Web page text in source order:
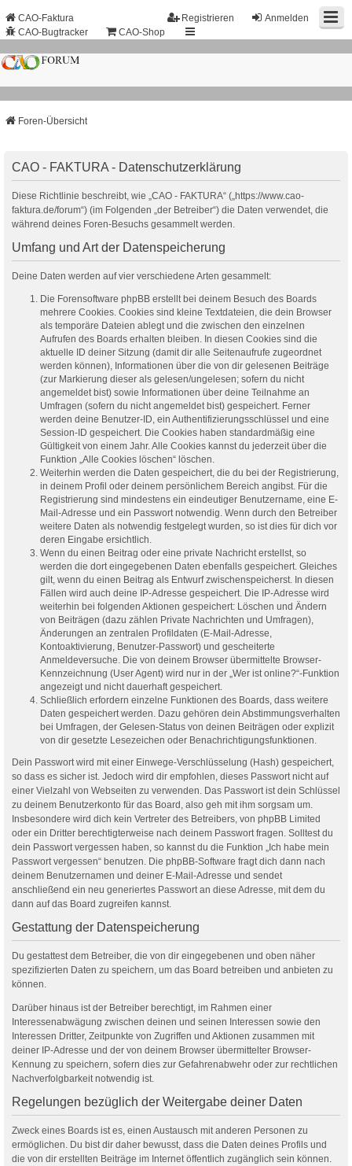
Anmelden
Registrieren
CAO-Faktura
CAO-Bugtracker
CAO-Shop
Foren-Übersicht
CAO - FAKTURA - Datenschutzerklärung
Diese Richtlinie beschreibt, wie „CAO - FAKTURA“ („https://www.cao-
faktura.de/forum“) (im Folgenden „der Betreiber“) die Daten verwendet, die
während deines Foren-Besuchs gesammelt werden.
Umfang und Art der Datenspeicherung
Deine Daten werden auf vier verschiedene Arten gesammelt:
Die Forensoftware phpBB erstellt bei deinem Besuch des Boards
mehrere Cookies. Cookies sind kleine Textdateien, die dein Browser
als temporäre Dateien ablegt und die zwischen den einzelnen
Aufrufen des Boards erhalten bleiben. In diesen Cookies sind die
aktuelle ID deiner Sitzung (damit dir alle Seitenaufrufe zugeordnet
werden können), Informationen über die von dir gelesenen Beiträge
(zur Markierung dieser als gelesen/ungelesen; sofern du nicht
angemeldet bist) sowie Informationen über deine Teilnahme an
Umfragen (sofern du nicht angemeldet bist) gespeichert. Ferner
werden deine Benutzer-ID, ein Authentifizierungsschlüssel und eine
Session-ID gespeichert. Die Cookies haben standardmäßig eine
Gültigkeit von einem Jahr. Alle Cookies kannst du jederzeit über die
Funktion „Alle Cookies löschen“ löschen.
Weiterhin werden die Daten gespeichert, die du bei der Registrierung,
in deinem Profil oder deinem persönlichem Bereich angibst. Für die
Registrierung sind mindestens ein eindeutiger Benutzername, eine E-
Mail-Adresse und ein Passwort notwendig. Wenn durch den Betreiber
weitere Daten als notwendig festgelegt wurden, so ist dies für dich vor
deren Eingabe ersichtlich.
Wenn du einen Beitrag oder eine private Nachricht erstellst, so
werden die dort eingegebenen Daten ebenfalls gespeichert. Gleiches
gilt, wenn du einen Beitrag als Entwurf zwischenspeicherst. In diesen
Fällen wird auch deine IP-Adresse gespeichert. Die IP-Adresse wird
weiterhin bei folgenden Aktionen gespeichert: Löschen und Ändern
von Beiträgen (dazu zählen Private Nachrichten und Umfragen),
Änderungen an zentralen Profildaten (E-Mail-Adresse,
Kontoaktivierung, Benutzer-Passwort) und gescheiterte
Anmeldeversuche. Die von deinem Browser übermittelte Browser-
Kennzeichnung (User Agent) wird nur in der „Wer ist online?“-Funktion
angezeigt und nicht dauerhaft gespeichert.
Schließlich erfordern einzelne Funktionen des Boards, dass weitere
Daten gespeichert werden. Dazu gehören dein Abstimmungsverhalten
bei Umfragen, der Gelesen-Status von deinen Beiträgen oder explizit
von dir gesetzte Lesezeichen oder Benachrichtigungsfunktionen.
Dein Passwort wird mit einer Einwege-Verschlüsselung (Hash) gespeichert,
so dass es sicher ist. Jedoch wird dir empfohlen, dieses Passwort nicht auf
einer Vielzahl von Webseiten zu verwenden. Das Passwort ist dein Schlüssel
zu deinem Benutzerkonto für das Board, also geh mit ihm sorgsam um.
Insbesondere wird dich kein Vertreter des Betreibers, von phpBB Limited
oder ein Dritter berechtigterweise nach deinem Passwort fragen. Solltest du
dein Passwort vergessen haben, so kannst du die Funktion „Ich habe mein
Passwort vergessen“ benutzen. Die phpBB-Software fragt dich dann nach
deinem Benutzernamen und deiner E-Mail-Adresse und sendet
anschließend ein neu generiertes Passwort an diese Adresse, mit dem du
dann auf das Board zugreifen kannst.
Gestattung der Datenspeicherung
Du gestattest dem Betreiber, die von dir eingegebenen und oben näher
spezifizierten Daten zu speichern, um das Board betreiben und anbieten zu
können.
Darüber hinaus ist der Betreiber berechtigt, im Rahmen einer
Interessenabwägung zwischen deinen und seinen Interessen sowie den
Interessen Dritter, Zeitpunkte von Zugriffen und Aktionen zusammen mit
deiner IP-Adresse und der von deinem Browser übermittelter Browser-
Kennung zu speichern, sofern dies zur Gefahrenabwehr oder zur rechtlichen
Nachverfolgbarkeit notwendig ist.
Regelungen bezüglich der Weitergabe deiner Daten
Zweck eines Boards ist es, einen Austausch mit anderen Personen zu
ermöglichen. Du bist dir daher bewusst, dass die Daten deines Profils und
die von dir erstellten Beiträge im Internet öffentlich zugänglich sein können.